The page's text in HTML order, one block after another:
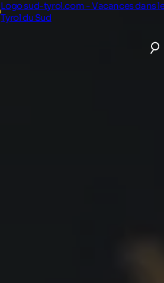
Logo sud-tyrol.com - Vacances dans
Tyrol du Sud